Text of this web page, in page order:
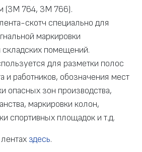
(3M 764, 3M 766).
скотч специально для
маркировки
складских помещений.
для разметки полос
и работников, обозначения мест
опасных зон производства,
маркировки колон,
спортивных площадок и т.д.
здесь.